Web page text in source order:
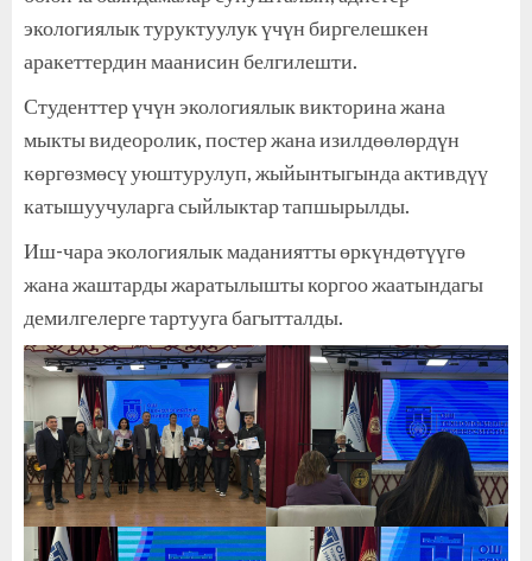
экологиялык туруктуулук үчүн биргелешкен
аракеттердин маанисин белгилешти.
Студенттер үчүн экологиялык викторина жана
мыкты видеоролик, постер жана изилдөөлөрдүн
көргөзмөсү уюштурулуп, жыйынтыгында активдүү
катышуучуларга сыйлыктар тапшырылды.
Иш-чара экологиялык маданиятты өркүндөтүүгө
жана жаштарды жаратылышты коргоо жаатындагы
демилгелерге тартууга багытталды.